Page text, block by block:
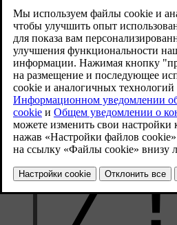
Обновленная версия 02.02.2026
предохранители. Если вы не
сделать, обратитесь в